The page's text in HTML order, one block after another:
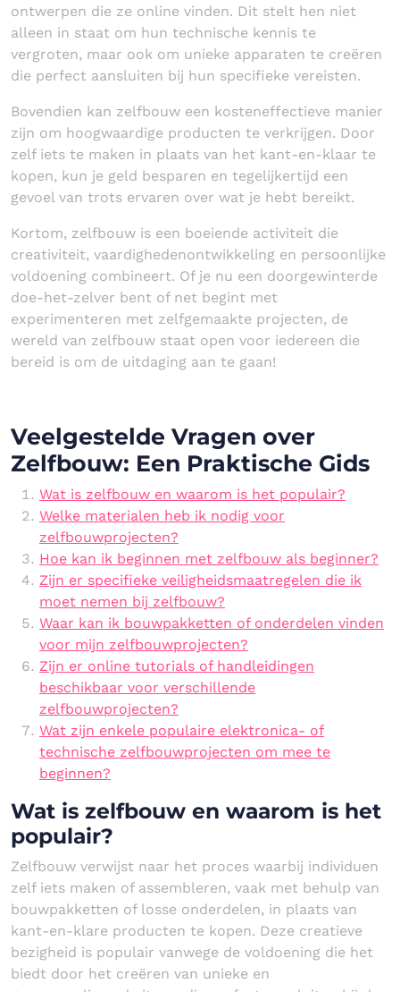
ontwerpen die ze online vinden. Dit stelt hen niet
alleen in staat om hun technische kennis te
vergroten, maar ook om unieke apparaten te creëren
die perfect aansluiten bij hun specifieke vereisten.
Bovendien kan zelfbouw een kosteneffectieve manier
zijn om hoogwaardige producten te verkrijgen. Door
zelf iets te maken in plaats van het kant-en-klaar te
kopen, kun je geld besparen en tegelijkertijd een
gevoel van trots ervaren over wat je hebt bereikt.
Kortom, zelfbouw is een boeiende activiteit die
creativiteit, vaardighedenontwikkeling en persoonlijke
voldoening combineert. Of je nu een doorgewinterde
doe-het-zelver bent of net begint met
experimenteren met zelfgemaakte projecten, de
wereld van zelfbouw staat open voor iedereen die
bereid is om de uitdaging aan te gaan!
Veelgestelde Vragen over
Zelfbouw: Een Praktische Gids
Wat is zelfbouw en waarom is het populair?
Welke materialen heb ik nodig voor
zelfbouwprojecten?
Hoe kan ik beginnen met zelfbouw als beginner?
Zijn er specifieke veiligheidsmaatregelen die ik
moet nemen bij zelfbouw?
Waar kan ik bouwpakketten of onderdelen vinden
voor mijn zelfbouwprojecten?
Zijn er online tutorials of handleidingen
beschikbaar voor verschillende
zelfbouwprojecten?
Wat zijn enkele populaire elektronica- of
technische zelfbouwprojecten om mee te
beginnen?
Wat is zelfbouw en waarom is het
populair?
Zelfbouw verwijst naar het proces waarbij individuen
zelf iets maken of assembleren, vaak met behulp van
bouwpakketten of losse onderdelen, in plaats van
kant-en-klare producten te kopen. Deze creatieve
bezigheid is populair vanwege de voldoening die het
biedt door het creëren van unieke en